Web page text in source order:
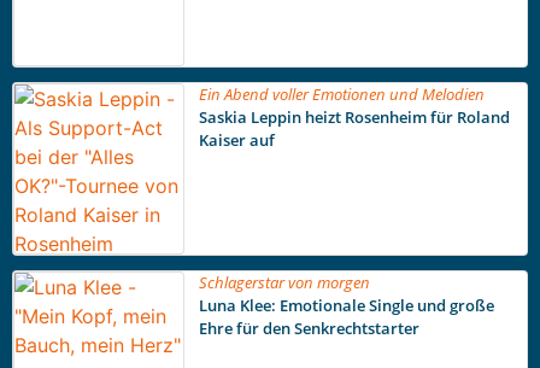
Ein Abend voller Emotionen und Melodien
Saskia Leppin heizt Rosenheim für Roland
Kaiser auf
Schlagerstar von morgen
Luna Klee: Emotionale Single und große
Ehre für den Senkrechtstarter